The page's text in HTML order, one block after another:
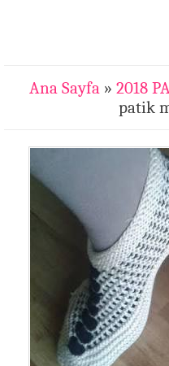
Ana Sayfa» 2018
patik